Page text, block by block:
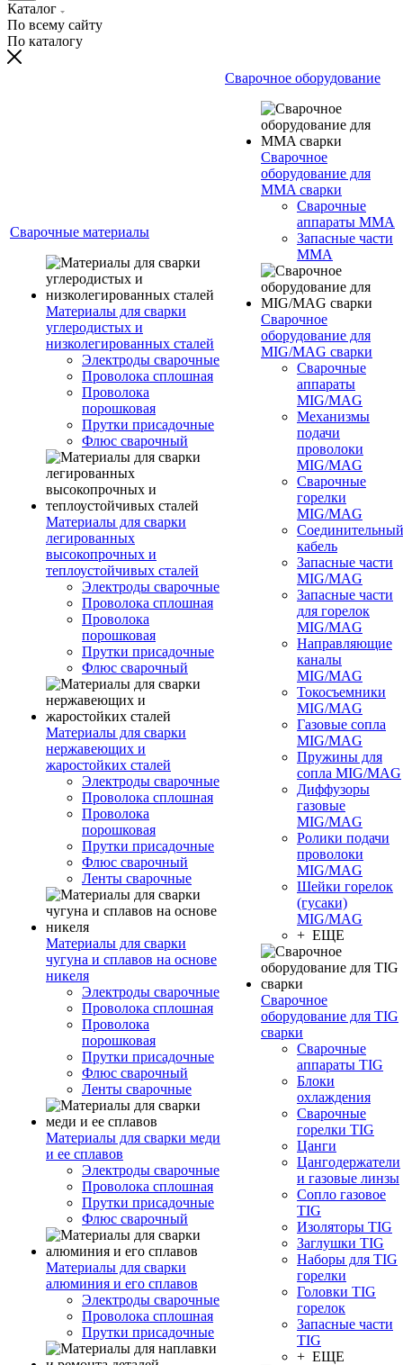
Каталог
По всему сайту
По каталогу
Сварочные материалы
Материалы для сварки
углеродистых и
низколегированных сталей
Электроды сварочные
Проволока сплошная
Проволока
порошковая
Прутки присадочные
Флюс сварочный
Материалы для сварки
легированных
высокопрочных и
теплоустойчивых сталей
Электроды сварочные
Проволока сплошная
Проволока
порошковая
Прутки присадочные
Флюс сварочный
Материалы для сварки
нержавеющих и
жаростойких сталей
Электроды сварочные
Проволока сплошная
Проволока
порошковая
Прутки присадочные
Флюс сварочный
Ленты сварочные
Материалы для сварки
чугуна и сплавов на основе
никеля
Электроды сварочные
Проволока сплошная
Проволока
порошковая
Прутки присадочные
Флюс сварочный
Ленты сварочные
Материалы для сварки меди
и ее сплавов
Электроды сварочные
Проволока сплошная
Прутки присадочные
Флюс сварочный
Материалы для сварки
алюминия и его сплавов
Электроды сварочные
Проволока сплошная
Прутки присадочные
Сварочное оборудование
Сварочное
оборудование для
MMA сварки
Сварочные
аппараты MMA
Запасные части
MMA
Сварочное
оборудование для
MIG/MAG сварки
Сварочные
аппараты
MIG/MAG
Механизмы
подачи
проволоки
MIG/MAG
Сварочные
горелки
MIG/MAG
Соединительный
кабель
Запасные части
MIG/MAG
Запасные части
для горелок
MIG/MAG
Направляющие
каналы
MIG/MAG
Токосъемники
MIG/MAG
Газовые сопла
MIG/MAG
Пружины для
сопла MIG/MAG
Диффузоры
газовые
MIG/MAG
Ролики подачи
проволоки
MIG/MAG
Шейки горелок
(гусаки)
MIG/MAG
+ ЕЩЕ
Сварочное
оборудование для TIG
сварки
Сварочные
аппараты TIG
Блоки
охлаждения
Сварочные
горелки TIG
Цанги
Цангодержатели
и газовые линзы
Сопло газовое
TIG
Изоляторы TIG
Заглушки TIG
Наборы для TIG
горелки
Головки TIG
горелок
Запасные части
TIG
+ ЕЩЕ